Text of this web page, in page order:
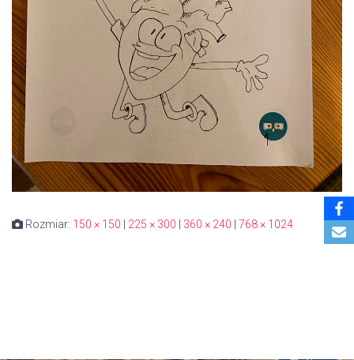
Rozmiar: 150 × 150 225 × 300 360 × 240 768 × 1024